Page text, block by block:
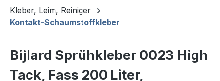
Kleber, Leim, Reiniger
Kontakt-Schaumstoffkleber
Bijlard Sprühkleber 0023 High
Tack, Fass 200 Liter,